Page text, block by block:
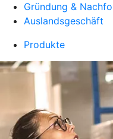
Gründung &
Auslandsgeschäft
Produkte